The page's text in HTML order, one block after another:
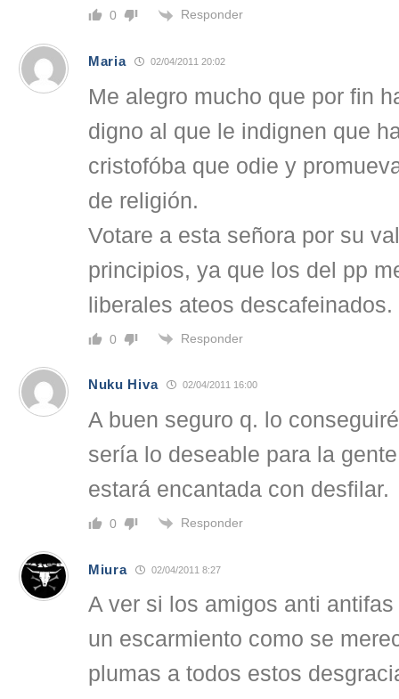
0 Responder
Maria 02/04/2011 20:02
Me alegro mucho que por fin
digno al que le indignen que
cristofóba que odie y
de religión.
Votare a esta señora por su
principios, ya que los del pp
liberales ateos descafeinados.
0 Responder
Nuku Hiva 02/04/2011 16:00
A buen seguro q. lo
sería lo deseable para la
estará encantada con desfilar.
0 Responder
Miura 02/04/2011 8:27
A ver si los amigos anti
un escarmiento como se
plumas a todos estos